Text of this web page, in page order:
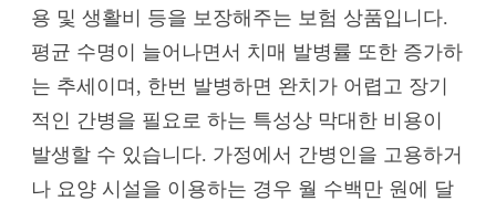
용 및 생활비 등을 보장해주는 보험 상품입니다.
평균 수명이 늘어나면서 치매 발병률 또한 증가하
는 추세이며, 한번 발병하면 완치가 어렵고 장기
적인 간병을 필요로 하는 특성상 막대한 비용이
발생할 수 있습니다. 가정에서 간병인을 고용하거
나 요양 시설을 이용하는 경우 월 수백만 원에 달